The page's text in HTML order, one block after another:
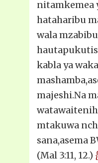
nitamkemea
hataharibu
wala
kabla ya
majeshi.Na
mtakuwa
sana,asema
(Mal 3:11, 12.)